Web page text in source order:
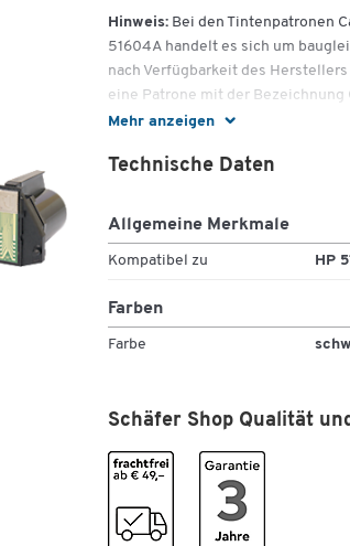
Mehr anzeigen
Hinweis: Bei den Tintenpatronen
51604A handelt es sich um
nach Verfügbarkeit des
eine Patrone mit der Bezeichnung
Unkomplizierter, sauberer
Schneller und zuverlässig
Kapazität: 3 ml
Ausreichend für ca. 10
CASIO PJ-140 L
Canon BP-10 D, BP-12 D, BP
36 D, BP-36LTS, BP-37DTS,
BP-1400DL, BP1400-LTS,
BP-5420 D
Technische Daten
Allgemeine Merkmale
Kompatibel zu HP
Farben
Farbe
Schäfer Shop Qualität